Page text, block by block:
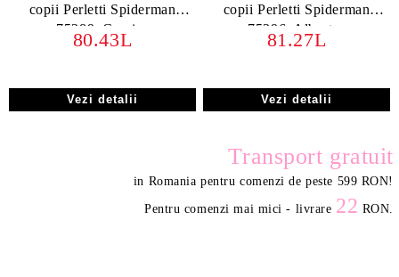
copii Perletti Spiderman
75389, Comics
80.43L
Vezi detalii
copii Perletti Spiderman
75396, Albastru
81.27L
Vezi detalii
Transport gratuit
in Romania pentru comenzi de peste 599 RON!
Pentru comenzi mai mici - livrare 22 RON.